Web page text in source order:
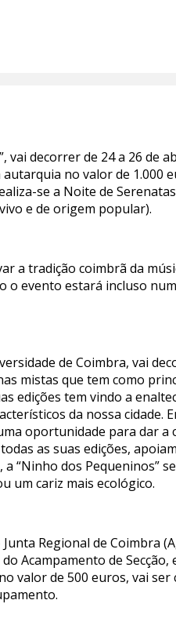
vai decorrer de 24 a 26 de
no valor de 1.000
se a Noite de
e de origem popular).
a tradição coimbrã da
o evento estará incluso
de Coimbra, vai
mistas que tem como
edições tem vindo a
da nossa cidade.
oportunidade para dar a
as suas edições,
“Ninho dos Pequeninos”
um cariz mais ecológico.
Junta Regional de Coimbra
Acampamento de Secção,
valor de 500 euros, vai ser